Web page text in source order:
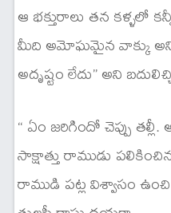
ఆ భక్తురాలు తన కళ్ళలో
మీది అమోఘమైన వాక్కు
అదృష్టం లేదు” అని
“ ఏం జరిగిందో చెప్పు
సాక్షాత్తు రాముడు
రాముడి పట్ల విశ్వాసం